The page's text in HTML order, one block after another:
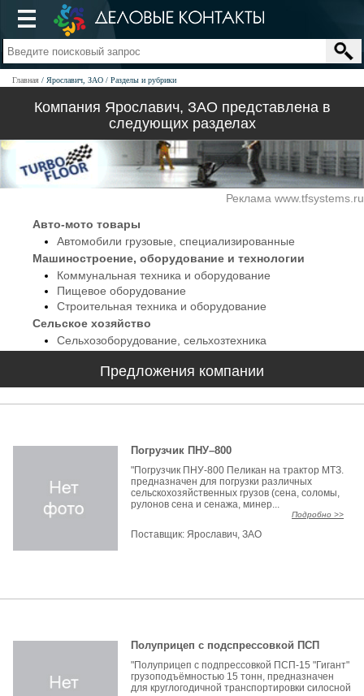
Главная Ярославич, ЗАО Разделы и рубрики
Компания Ярославич, ЗАО представлена в
следующих разделах
Реклама www.tfsystems.ru
Авто-мото товары
Автомобили грузовые, специализированные
Машиностроение, оборудование и технологии
Коммунальная техника и оборудование
Пищевое оборудование
Строительная техника и оборудование
Сельское хозяйство
Сельхозоборудование, сельхозтехника
Предложения компании
Погрузчик ПНУ–800
"Погрузчик ПНУ-800 Пеликан на трактор МТЗ.
предназначен для погрузки различных
сельскохозяйственных грузов (сена, соломы,
рулонов сена и сенажа, минер...
Подробно >>
Поставщик:Ярославич, ЗАО
Полуприцеп с подспрессовкой ПСП
"Полуприцеп с подпрессовкой ПСП-15 "Гигант"
грузоподъёмностью 15 тонн, предназначен
для круглогодичной транспортировки силосной